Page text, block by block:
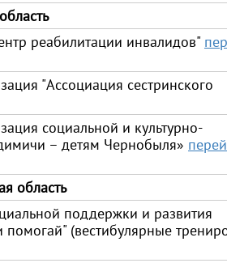
реабилитации инвалидов"
"Ассоциация сестринского
социальной и культурно-
– детям Чернобыля»
область
поддержки и развития
(вестибулярные